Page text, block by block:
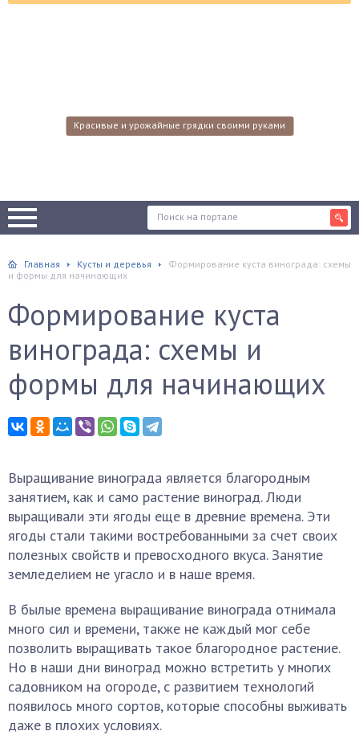
Красивые и урожайные грядки своими руками
Главная Кусты и деревья
Формирование куста винограда: схемы
и формы для начинающих
Формирование куста
винограда: схемы и
формы для начинающих
Выращивание винограда является благородным
занятием, как и само растение виноград. Люди
выращивали эти ягоды еще в древние времена. Эти
ягоды стали такими востребованными за счет своих
полезных свойств и превосходного вкуса. Занятие
земледелием не угасло и в наше время.
В былые времена выращивание винограда отнимала
много сил и времени, также не каждый мог себе
позволить выращивать такое благородное растение.
Но в наши дни виноград можно встретить у многих
садовником на огороде, с развитием технологий
появилось много сортов, которые способны выживать
даже в плохих условиях.